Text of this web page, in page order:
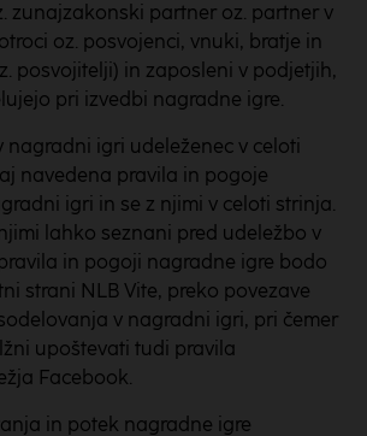
zunajzakonski partner oz. partner v
oz. posvojenci, vnuki, bratje in
posvojitelji) in zaposleni v podjetjih,
pri izvedbi nagradne igre.
nagradni igri udeleženec v celoti
navedena pravila in pogoje
igri in se z njimi v celoti strinja.
lahko seznani pred udeležbo v
in pogoji nagradne igre bodo
strani NLB Vite, preko povezave
v nagradni igri, pri čemer
upoštevati tudi pravila
Facebook.
in potek nagradne igre